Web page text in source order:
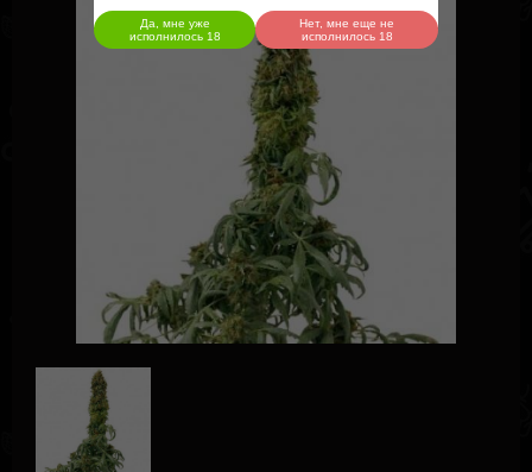
Да, мне уже
исполнилось 18
Нет, мне еще не
исполнилось 18